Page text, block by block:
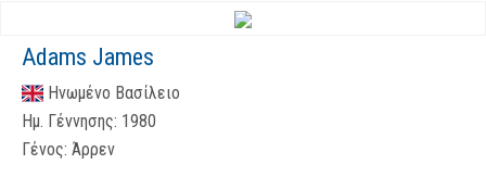
Adams James
Ηνωμένο Βασίλειο
Ημ. Γέννησης: 1980
Γένος: Άρρεν